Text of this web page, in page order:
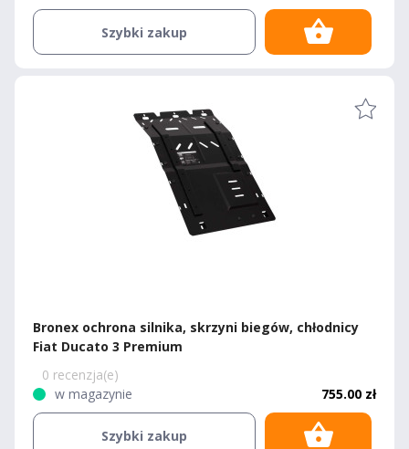
Szybki zakup
Bronex ochrona silnika, skrzyni biegów, chłodnicy
Fiat Ducato 3 Premium
0 recenzja(e)
w magazynie
755.00 zł
Szybki zakup